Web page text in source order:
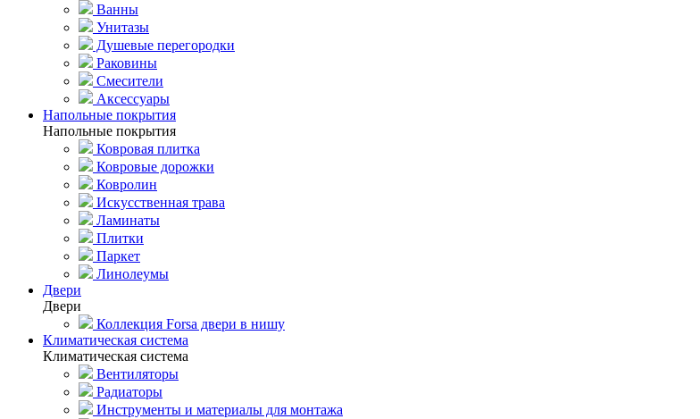
Ванны
Унитазы
Душевые перегородки
Раковины
Смесители
Аксессуары
Напольные покрытия
Напольные покрытия
Ковровая плитка
Ковровые дорожки
Ковролин
Искусственная трава
Ламинаты
Плитки
Паркет
Линолеумы
Двери
Двери
Коллекция Forsa двери в нишу
Климатическая система
Климатическая система
Вентиляторы
Радиаторы
Инструменты и материалы для монтажа